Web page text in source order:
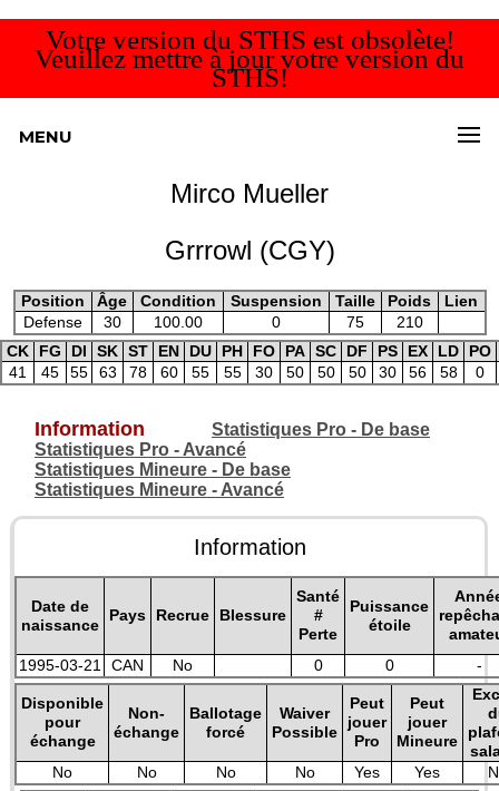
Votre version du STHS est obsolète!
Veuillez mettre à jour votre version du
STHS!
MENU
Mirco Mueller
Grrrowl (CGY)
Position Âge Condition Suspension Taille Poids
Lien
Defense
30 100.00 0 75
210
CK
FG DI SK ST EN DU PH FO PA SC DF PS EX LD
PO
41
45 55 63 78 60 55 55 30 50 50 50 30 56 58 0
Information
Statistiques Pro - De base
Statistiques Pro - Avancé
Statistiques Mineure - De base
Statistiques Mineure - Avancé
Information
Date de
naissance
Pays Recrue Blessure
Santé
#
Perte
Puissance
étoile
1995-03-21
CAN No 0 0 -
Disponible
pour
échange
Non-
échange
Ballotage
forcé
Waiver
Possible
Peut
jouer
Pro
Peut
jouer
Mineure
No
No No No Yes Yes